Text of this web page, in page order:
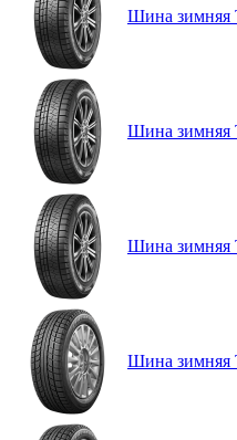
Шина зимняя
Шина зимняя
Шина зимняя
Шина зимняя